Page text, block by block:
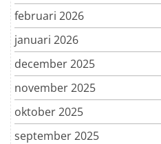
februari 2026
januari 2026
december 2025
november 2025
oktober 2025
september 2025